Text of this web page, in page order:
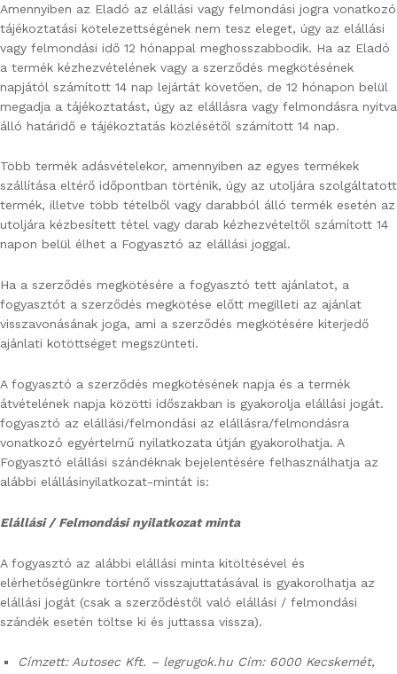
Amennyiben az Eladó az elállási vagy felmondási jogra vonatkozó
tájékoztatási kötelezettségének nem tesz eleget, úgy az elállási
vagy felmondási idő 12 hónappal meghosszabbodik. Ha az Eladó
a termék kézhezvételének vagy a szerződés megkötésének
napjától számított 14 nap lejártát követően, de 12 hónapon belül
megadja a tájékoztatást, úgy az elállásra vagy felmondásra nyitva
álló határidő e tájékoztatás közlésétől számított 14 nap.
Több termék adásvételekor, amennyiben az egyes termékek
szállítása eltérő időpontban történik, úgy az utoljára szolgáltatott
termék, illetve több tételből vagy darabból álló termék esetén az
utoljára kézbesített tétel vagy darab kézhezvételtől számított 14
napon belül élhet a Fogyasztó az elállási joggal.
Ha a szerződés megkötésére a fogyasztó tett ajánlatot, a
fogyasztót a szerződés megkötése előtt megilleti az ajánlat
visszavonásának joga, ami a szerződés megkötésére kiterjedő
ajánlati kötöttséget megszünteti.
A fogyasztó a szerződés megkötésének napja és a termék
átvételének napja közötti időszakban is gyakorolja elállási jogát.
fogyasztó az elállási/felmondási az elállásra/felmondásra
vonatkozó egyértelmű nyilatkozata útján gyakorolhatja. A
Fogyasztó elállási szándéknak bejelentésére felhasználhatja az
alábbi elállásinyilatkozat-mintát is:
Elállási / Felmondási nyilatkozat minta
A fogyasztó az alábbi elállási minta kitöltésével és
elérhetőségünkre történő visszajuttatásával is gyakorolhatja az
elállási jogát (csak a szerződéstől való elállási / felmondási
szándék esetén töltse ki és juttassa vissza).
Címzett: Autosec Kft. – legrugok.hu Cím: 6000 Kecskemét,